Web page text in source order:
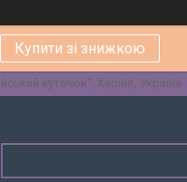
Купити зі знижкою
куточок", Харків, Україна